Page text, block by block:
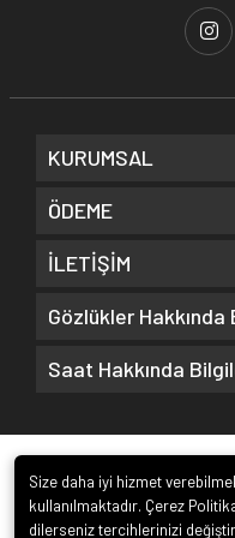
KURUMSAL
ÖDEME
İLETİŞİM
Gözlükler Hakkında
Saat Hakkında
Size daha iyi hizmet
kullanılmaktadır. Çerez
dilerseniz tercihlerinizi